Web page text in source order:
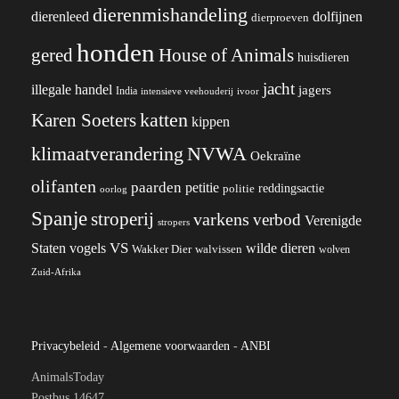
dierenleed dierenmishandeling dierproeven dolfijnen
geredhonden House of Animals huisdieren
illegale handel India intensieve veehouderij ivoor jacht jagers
Karen Soeterskatten kippen
klimaatverandering NVWA Oekraïne
olifanten oorlog paarden petitie politie reddingsactie
Spanjestroperij stropers varkens verbod Verenigde
Staten vogels VS Wakker Dier walvissen wilde dieren wolven
Zuid-Afrika
Privacybeleid - Algemene voorwaarden - ANBI
AnimalsToday